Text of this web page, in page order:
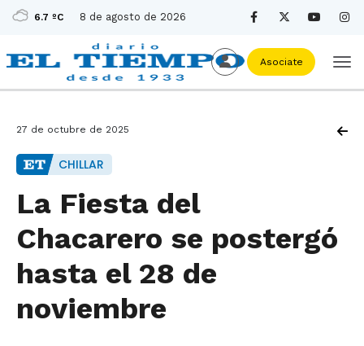
6.7 ºC 8 de agosto de 2026
Asociate
27 de octubre de 2025
CHILLAR
La Fiesta del
Chacarero se postergó
hasta el 28 de
noviembre